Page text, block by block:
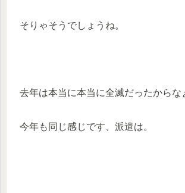
そりゃそうでしょうね。
去年は本当に本当に全滅だったからな
今年も同じ感じです、派遣は。